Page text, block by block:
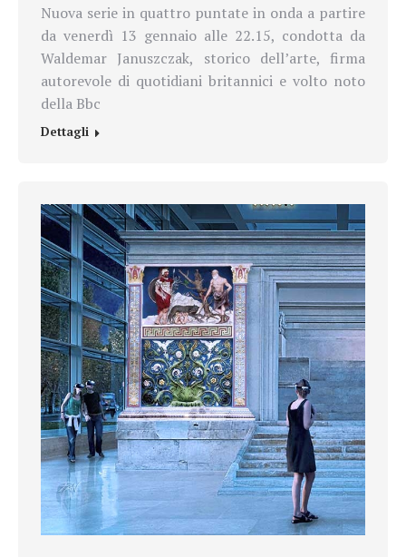
Nuova serie in quattro puntate in onda a partire
da venerdì 13 gennaio alle 22.15, condotta da
Waldemar Januszczak, storico dell’arte, firma
autorevole di quotidiani britannici e volto noto
della Bbc
Dettagli